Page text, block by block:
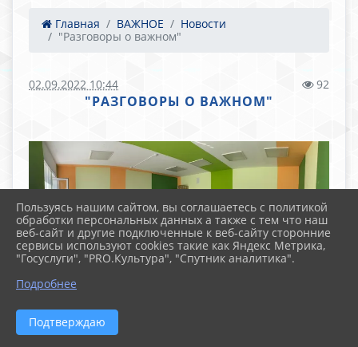
Главная ВАЖНОЕ
Новости
"Разговоры о важном"
02.09.2022 10:44 92
"РАЗГОВОРЫ О ВАЖНОМ"
Пользуясь нашим сайтом, вы соглашаетесь с политикой
обработки персональных данных а также с тем что наш
веб-сайт и другие подключенные к веб-сайту сторонние
сервисы используют cookies такие как Яндекс Метрика,
"Госуслуги", "PRO.Культура", "Спутник аналитика".
Подробнее
Подтверждаю